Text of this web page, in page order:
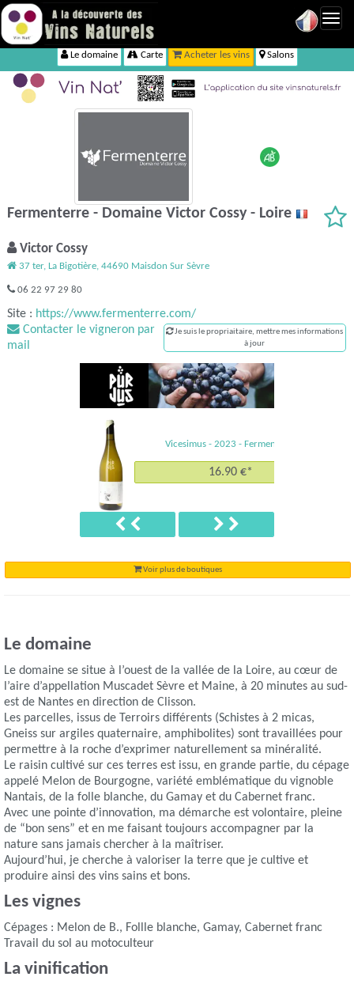
Le domaine Carte Acheter les vins Salons
Fermenterre - Domaine Victor Cossy - Loire
Victor Cossy
37 ter, La Bigotière, 44690 Maisdon Sur Sèvre
06 22 97 29 80
Site : https://www.fermenterre.com/
Contacter le vigneron par
mail
Je suis le propriaitaire, mettre mes informations
à jour
16.90 €*
Précédent Suivant
Voir plus de boutiques
Le domaine
Le domaine se situe à l’ouest de la vallée de la Loire, au cœur de
l’aire d’appellation Muscadet Sèvre et Maine, à 20 minutes au sud-
est de Nantes en direction de Clisson.
Les parcelles, issus de Terroirs différents (Schistes à 2 micas,
Gneiss sur argiles quaternaire, amphibolites) sont travaillées pour
permettre à la roche d’exprimer naturellement sa minéralité.
Le raisin cultivé sur ces terres est issu, en grande partie, du cépage
appelé Melon de Bourgogne, variété emblématique du vignoble
Nantais, de la folle blanche, du Gamay et du Cabernet franc.
Avec une pointe d’innovation, ma démarche est volontaire, pleine
de “bon sens” et en me faisant toujours accompagner par la
nature sans jamais chercher à la maîtriser.
Aujourd’hui, je cherche à valoriser la terre que je cultive et
produire ainsi des vins sains et bons.
Les vignes
Cépages : Melon de B., Follle blanche, Gamay, Cabernet franc
Travail du sol au motoculteur
La vinification